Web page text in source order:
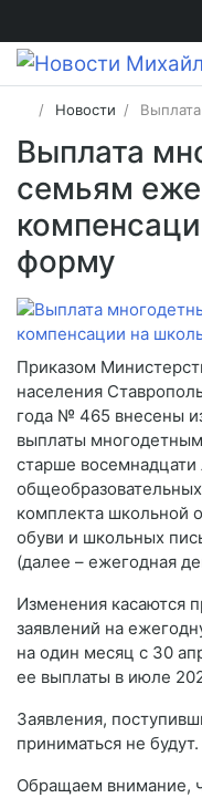
Новости
Выплата
семьям
форму
Приказом
населения
года № 465 внесены
выплаты
старше
комплекта школьной
обуви и школьных
(далее – ежегодная
Изменения касаются
заявлений на
на один месяц с 30
ее выплаты в июле
Заявления,
приниматься не будут.
Обращаем внимание,